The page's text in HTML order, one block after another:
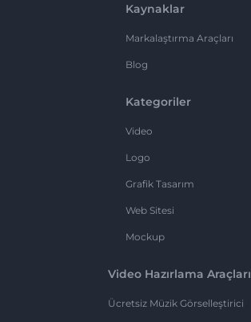
Kaynaklar
Markalaştırma Araçları
Blog
Kategoriler
Video
Logo
Grafik Tasarım
Web Sitesi
Mockup
Video Hazırlama Araçları
Ücretsiz Müzik Görselleştirici